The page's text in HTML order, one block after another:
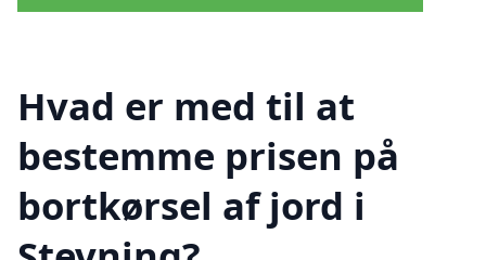
Hvad er med til at
bestemme prisen på
bortkørsel af jord i